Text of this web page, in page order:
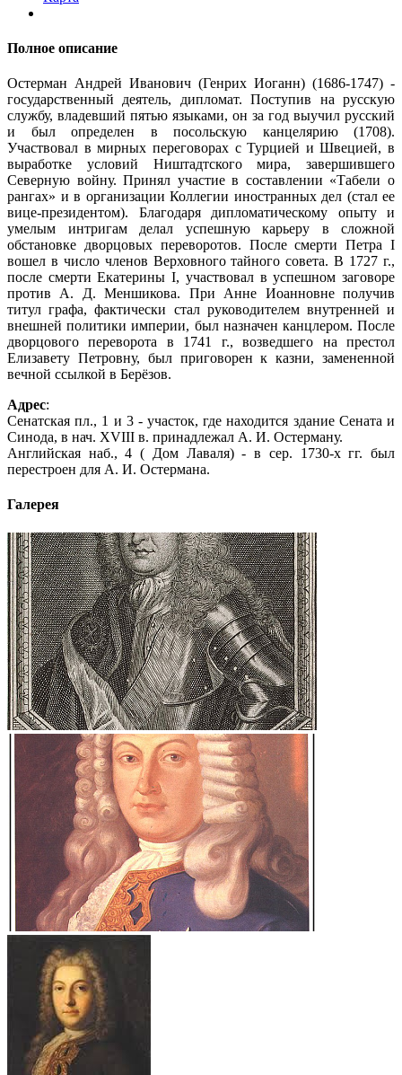
Полное описание
Остерман Андрей Иванович (Генрих Иоганн) (1686-1747) -
государственный деятель, дипломат. Поступив на русскую
службу, владевший пятью языками, он за год выучил русский
и был определен в посольскую канцелярию (1708).
Участвовал в мирных переговорах с Турцией и Швецией, в
выработке условий Ништадтского мира, завершившего
Северную войну. Принял участие в составлении «Табели о
рангах» и в организации Коллегии иностранных дел (стал ее
вице-президентом). Благодаря дипломатическому опыту и
умелым интригам делал успешную карьеру в сложной
обстановке дворцовых переворотов. После смерти Петра I
вошел в число членов Верховного тайного совета. В 1727 г.,
после смерти Екатерины I, участвовал в успешном заговоре
против А. Д. Меншикова. При Анне Иоанновне получив
титул графа, фактически стал руководителем внутренней и
внешней политики империи, был назначен канцлером. После
дворцового переворота в 1741 г., возведшего на престол
Елизавету Петровну, был приговорен к казни, замененной
вечной ссылкой в Берёзов.
Адрес:
Сенатская пл., 1 и 3 - участок, где находится здание Сената и
Синода, в нач. XVIII в. принадлежал А. И. Остерману.
Английская наб., 4 ( Дом Лаваля) - в сер. 1730-х гг. был
перестроен для А. И. Остермана.
Галерея